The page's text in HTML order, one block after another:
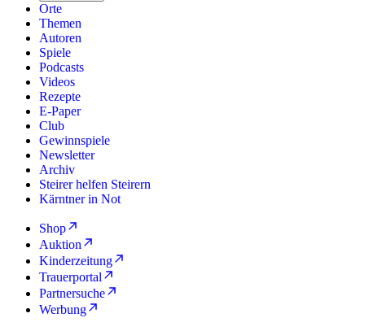
Orte
Themen
Autoren
Spiele
Podcasts
Videos
Rezepte
E-Paper
Club
Gewinnspiele
Newsletter
Archiv
Steirer helfen Steirern
Kärntner in Not
Shop
Auktion
Kinderzeitung
Trauerportal
Partnersuche
Werbung